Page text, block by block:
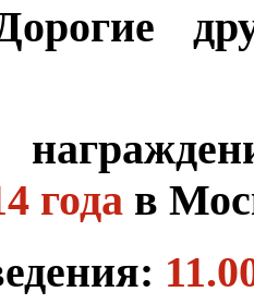
года в